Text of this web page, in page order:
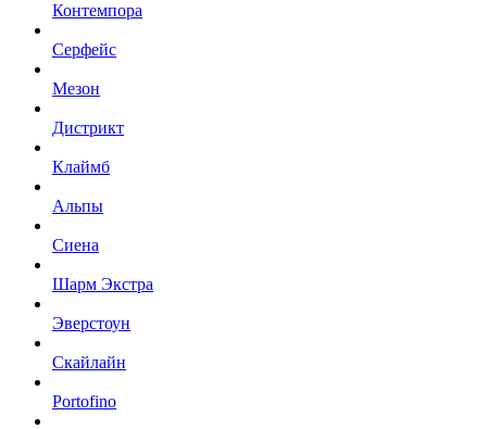
Контемпора
Серфейс
Мезон
Дистрикт
Клаймб
Альпы
Сиена
Шарм Экстра
Эверстоун
Скайлайн
Portofino